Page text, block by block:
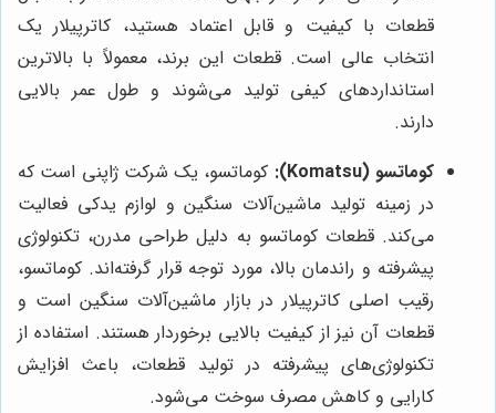
قطعات با کیفیت و قابل اعتماد هستید، کاترپیلار یک
انتخاب عالی است. قطعات این برند، معمولاً با بالاترین
استانداردهای کیفی تولید می‌شوند و طول عمر بالایی
دارند.
کوماتسو (Komatsu):
کوماتسو، یک شرکت ژاپنی است که
در زمینه تولید ماشین‌آلات سنگین و لوازم یدکی فعالیت
می‌کند. قطعات کوماتسو به دلیل طراحی مدرن، تکنولوژی
پیشرفته و راندمان بالا، مورد توجه قرار گرفته‌اند. کوماتسو،
رقیب اصلی کاترپیلار در بازار ماشین‌آلات سنگین است و
قطعات آن نیز از کیفیت بالایی برخوردار هستند. استفاده از
تکنولوژی‌های پیشرفته در تولید قطعات، باعث افزایش
کارایی و کاهش مصرف سوخت می‌شود.